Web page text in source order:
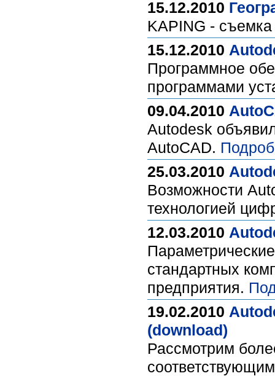
15.12.2010
KAPING -
15.12.2010
Программное
программами
09.04.2010
Autodesk
AutoCAD.
25.03.2010
Возможности
технологией
12.03.2010
стандартных
предприятия.
19.02.2010
(download)
Рассмотрим